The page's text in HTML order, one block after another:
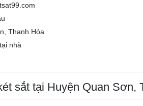
Thanh Hóa
nhà
sắt tại Huyện Quan Sơn,